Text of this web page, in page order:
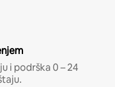
i podrška 0 – 24